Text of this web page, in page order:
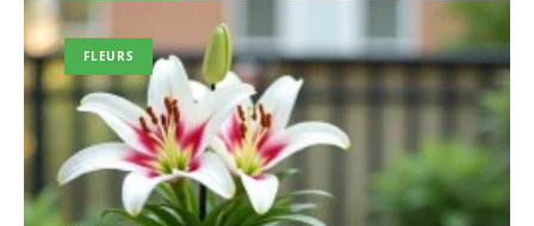
FLEURS